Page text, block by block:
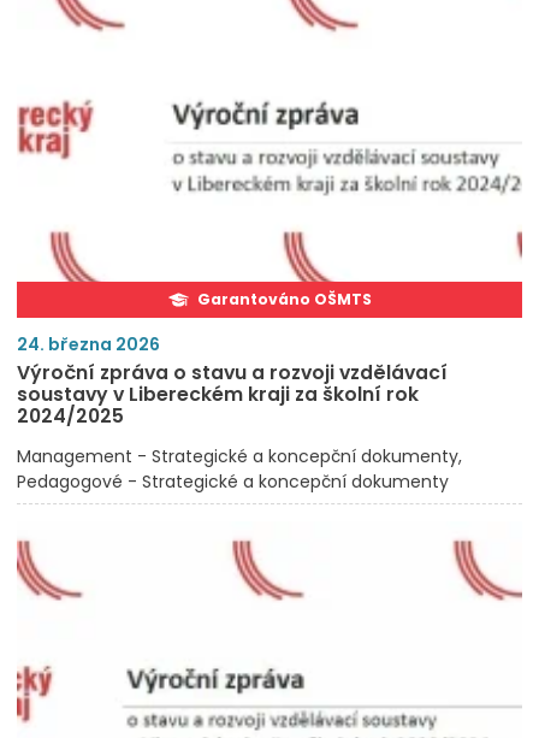
Garantováno OŠMTS
24. března 2026
Výroční zpráva o stavu a rozvoji vzdělávací
soustavy v Libereckém kraji za školní rok
2024/2025
Management - Strategické a koncepční dokumenty
Pedagogové - Strategické a koncepční dokumenty